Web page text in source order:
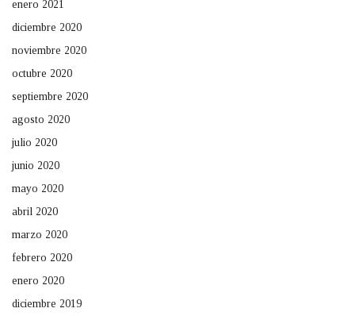
enero 2021
diciembre 2020
noviembre 2020
octubre 2020
septiembre 2020
agosto 2020
julio 2020
junio 2020
mayo 2020
abril 2020
marzo 2020
febrero 2020
enero 2020
diciembre 2019